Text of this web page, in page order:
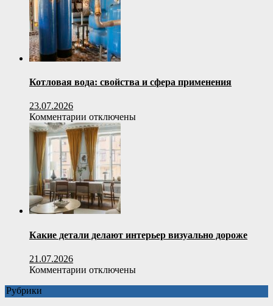
выбор
для
строительства
и
утепления
Котловая вода: свойства и сфера применения
23.07.2026
Комментарии к
записи
Котловая
вода:
свойства
и
сфера
применения
отключены
Какие детали делают интерьер визуально дороже
21.07.2026
Комментарии котключены
Рубрики